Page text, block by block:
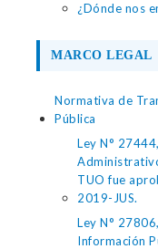
¿Dónde nos
MARCO LEGAL
Normativa de
Pública
Ley N°
TUO fue
2019-JUS.
Ley N°
Información